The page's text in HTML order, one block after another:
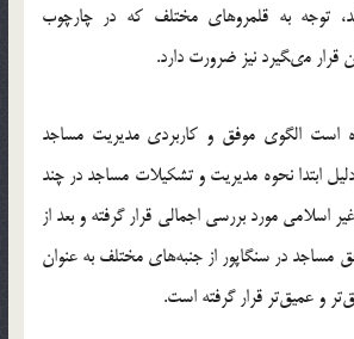
توجه به قلمروهاى مختلف كه در چارچوب
قرار مى‏گيرد نيز ضرورت دارد.
است الگوي موفق و كاربردي مديريت مساجد
ابتدا نحوه مديريت و تشكيلات مساجد در چند
مورد بررسي اجمالي قرار گرفته و بعد از
مساجد در سنگاپور از جنبه‌هاي مختلف به عنوان
و عميق‌تر قرار گرفته است.